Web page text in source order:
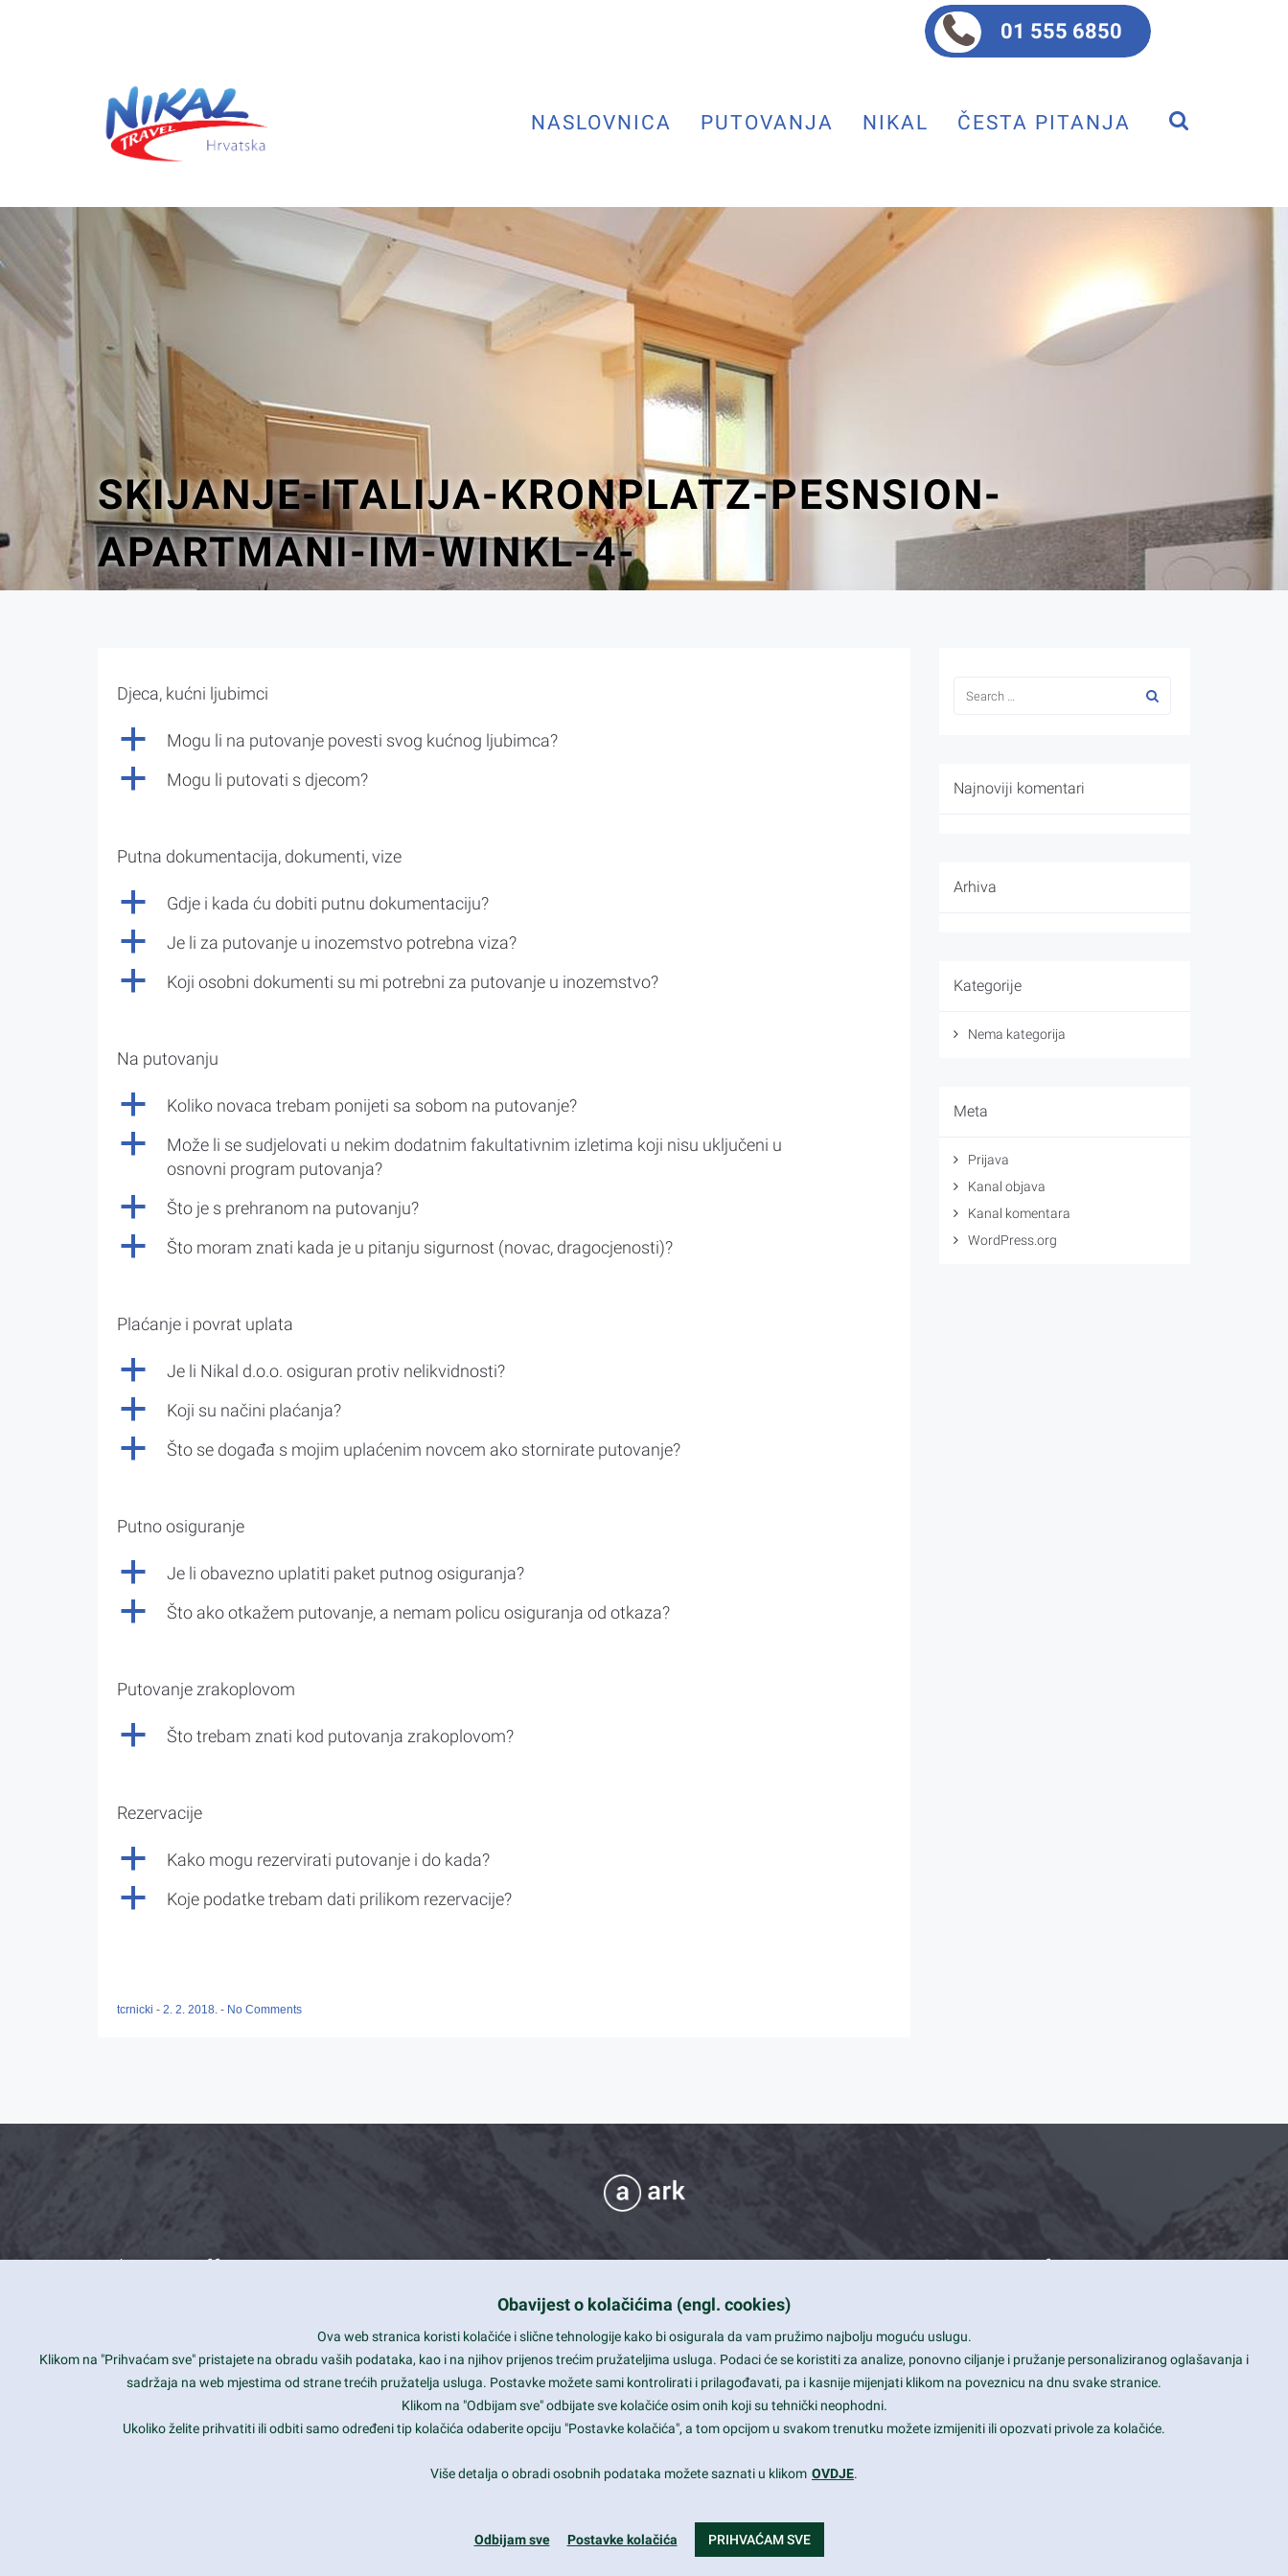
01 555 6850
NASLOVNICA PUTOVANJA NIKAL ČESTA PITANJA
SKIJANJE-ITALIJA-KRONPLATZ-PESNSION-
APARTMANI-IM-WINKL-4-
Djeca, kućni ljubimci
a Mogu li na putovanje povesti svog kućnog ljubimca?
a Mogu li putovati s djecom?
Putna dokumentacija, dokumenti, vize
a Gdje i kada ću dobiti putnu dokumentaciju?
a Je li za putovanje u inozemstvo potrebna viza?
a Koji osobni dokumenti su mi potrebni za putovanje u inozemstvo?
Na putovanju
a Koliko novaca trebam ponijeti sa sobom na putovanje?
a
Može li se sudjelovati u nekim dodatnim fakultativnim izletima koji nisu uključeni u
osnovni program putovanja?
a Što je s prehranom na putovanju?
a Što moram znati kada je u pitanju sigurnost (novac, dragocjenosti)?
Plaćanje i povrat uplata
a Je li Nikal d.o.o. osiguran protiv nelikvidnosti?
a Koji su načini plaćanja?
a Što se događa s mojim uplaćenim novcem ako stornirate putovanje?
Putno osiguranje
a Je li obavezno uplatiti paket putnog osiguranja?
a Što ako otkažem putovanje, a nemam policu osiguranja od otkaza?
Putovanje zrakoplovom
a Što trebam znati kod putovanja zrakoplovom?
Rezervacije
a Kako mogu rezervirati putovanje i do kada?
a Koje podatke trebam dati prilikom rezervacije?
tcrnicki - 2. 2. 2018. - No Comments
Najnoviji komentari
Arhiva
Kategorije
Nema kategorija
Meta
Prijava
Kanal objava
Kanal komentara
WordPress.org
What we offer
Is your website user friendly?
Ark offers weekly stunning designs.
Why our customers love Ark?
Smart and beautiful design
Unlimited Eelements
Mobile ready
Contact Info
View, CA 94043
+1 650-253-0000
Daily: 9:00 am - 6:00 pm
Obavijest o kolačićima (engl. cookies)
Ova web stranica koristi kolačiće i slične tehnologije kako bi osigurala da vam pružimo najbolju moguću uslugu.
Klikom na "Prihvaćam sve" pristajete na obradu vaših podataka, kao i na njihov prijenos trećim pružateljima usluga. Podaci će se koristiti za analize, ponovno ciljanje i pružanje personaliziranog oglašavanja i
sadržaja na web mjestima od strane trećih pružatelja usluga. Postavke možete sami kontrolirati i prilagođavati, pa i kasnije mijenjati klikom na poveznicu na dnu svake stranice.
Klikom na "Odbijam sve" odbijate sve kolačiće osim onih koji su tehnički neophodni.
Ukoliko želite prihvatiti ili odbiti samo određeni tip kolačića odaberite opciju "Postavke kolačića", a tom opcijom u svakom trenutku možete izmijeniti ili opozvati privole za kolačiće.
Više detalja o obradi osobnih podataka možete saznati u klikom OVDJE.
Odbijam sve Postavke kolačića PRIHVAĆAM SVE